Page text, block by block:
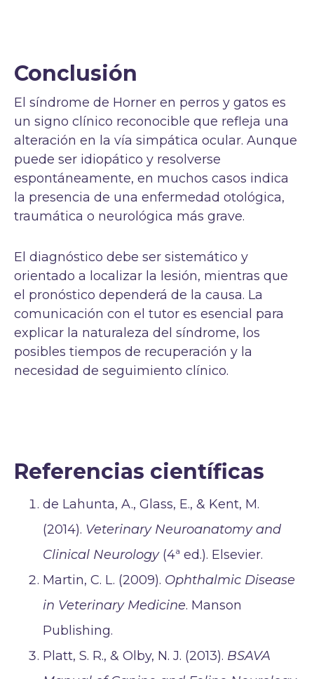
Conclusión
El síndrome de Horner en perros y gatos es
un signo clínico reconocible que refleja una
alteración en la vía simpática ocular. Aunque
puede ser idiopático y resolverse
espontáneamente, en muchos casos indica
la presencia de una enfermedad otológica,
traumática o neurológica más grave.
El diagnóstico debe ser sistemático y
orientado a localizar la lesión, mientras que
el pronóstico dependerá de la causa. La
comunicación con el tutor es esencial para
explicar la naturaleza del síndrome, los
posibles tiempos de recuperación y la
necesidad de seguimiento clínico.
Referencias científicas
de Lahunta, A., Glass, E., & Kent, M.
(2014). Veterinary Neuroanatomy and
Clinical Neurology(4ª ed.). Elsevier.
Martin, C. L. (2009). Ophthalmic Disease
in Veterinary Medicine. Manson
Publishing.
Platt, S. R., & Olby, N. J. (2013). BSAVA